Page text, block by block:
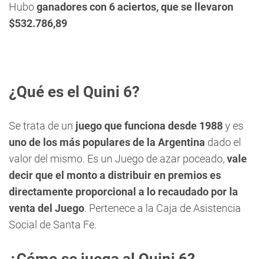
Huboganadores con 6 aciertos, que se llevaron
$532.786,89
¿Qué es el Quini 6?
Se trata de un juego que funciona desde 1988y es
uno de los más populares de la Argentina dado el
valor del mismo. Es un Juego de azar poceado,vale
decir que el monto a distribuir en premios es
directamente proporcional a lo recaudado por la
venta del Juego. Pertenece a la Caja de Asistencia
Social de Santa Fe.